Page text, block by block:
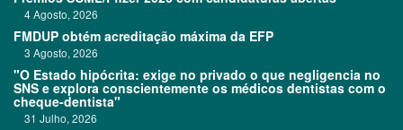
4 Agosto, 2026
FMDUP obtém acreditação máxima da EFP
3 Agosto, 2026
"O Estado hipócrita: exige no privado o que negligencia no
SNS e explora conscientemente os médicos dentistas com o
cheque-dentista"
31 Julho, 2026